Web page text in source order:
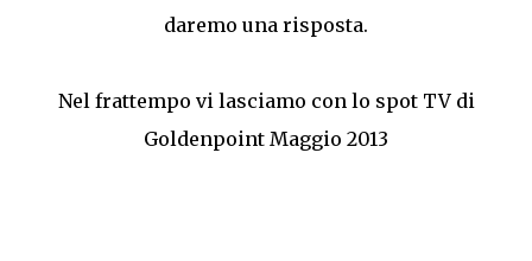
daremo una risposta.
Nel frattempo vi lasciamo con lo spot TV di
Goldenpoint Maggio 2013